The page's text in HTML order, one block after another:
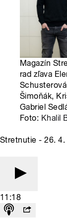
Magazín
rad zľava
Šimoňák,
Gabriel
Foto: Khalil
Stretnutie - 26. 4.
11:18